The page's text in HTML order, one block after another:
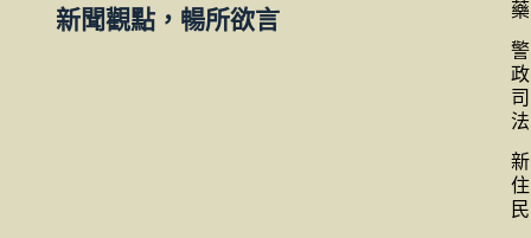
新聞觀點，暢所欲言
藥
警
政
司
法
新
住
民